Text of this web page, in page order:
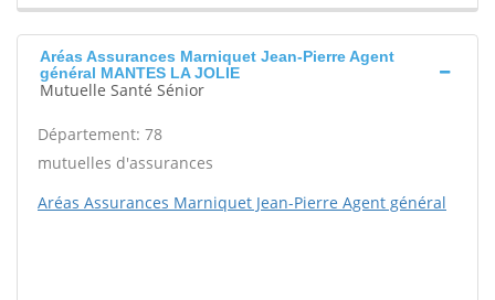
Aréas Assurances Marniquet Jean-Pierre Agent
général MANTES LA JOLIE
Mutuelle Santé Sénior
Département: 78
mutuelles d'assurances
Aréas Assurances Marniquet Jean-Pierre Agent général